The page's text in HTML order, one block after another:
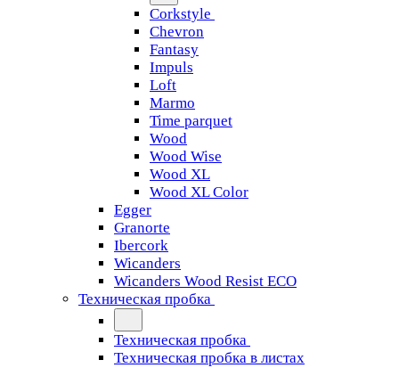
Corkstyle
Chevron
Fantasy
Impuls
Loft
Marmo
Time parquet
Wood
Wood Wise
Wood XL
Wood XL Color
Egger
Granorte
Ibercork
Wicanders
Wicanders Wood Resist ECO
Техническая пробка
Техническая пробка
Техническая пробка в листах